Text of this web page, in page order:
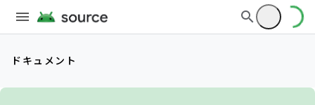
ドキュメント